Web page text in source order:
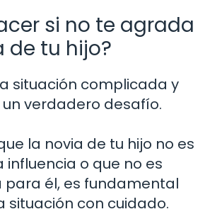
si no te agrada
de tu hijo?
situación complicada y
verdadero desafío.
la novia de tu hijo no es
influencia o que no es
él, es fundamental
situación con cuidado.